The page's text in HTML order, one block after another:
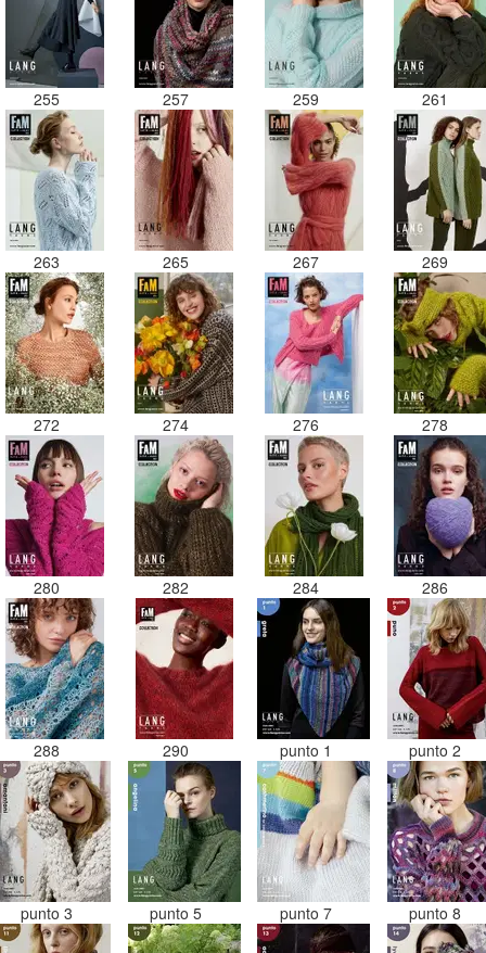
255 257 259 261
263 265 267 269
272 274 276 278
280 282 284 286
288 290 punto 1 punto 2
punto 3 punto 5 punto 7 punto 8